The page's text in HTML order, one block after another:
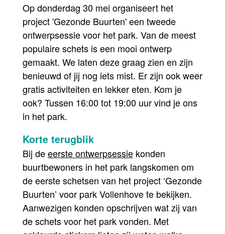
Op donderdag 30 mei organiseert het
project 'Gezonde Buurten' een tweede
ontwerpsessie voor het park. Van de meest
populaire schets is een mooi ontwerp
gemaakt. We laten deze graag zien en zijn
benieuwd of jij nog iets mist. Er zijn ook weer
gratis activiteiten en lekker eten. Kom je
ook? Tussen 16:00 tot 19:00 uur vind je ons
in het park.
Korte terugblik
Bij deeerste ontwerpsessiekonden
buurtbewoners in het park langskomen om
de eerste schetsen van het project ‘Gezonde
Buurten’ voor park Vollenhove te bekijken.
Aanwezigen konden opschrijven wat zij van
de schets voor het park vonden. Met